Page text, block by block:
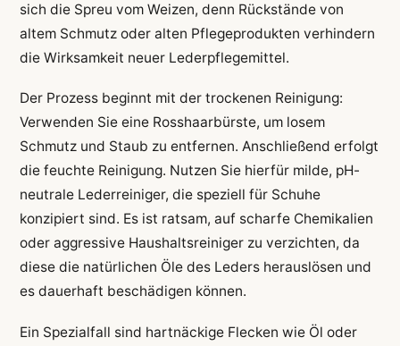
sich die Spreu vom Weizen, denn Rückstände von
altem Schmutz oder alten Pflegeprodukten verhindern
die Wirksamkeit neuer Lederpflegemittel.
Der Prozess beginnt mit der trockenen Reinigung:
Verwenden Sie eine Rosshaarbürste, um losem
Schmutz und Staub zu entfernen. Anschließend erfolgt
die feuchte Reinigung. Nutzen Sie hierfür milde, pH-
neutrale Lederreiniger, die speziell für Schuhe
konzipiert sind. Es ist ratsam, auf scharfe Chemikalien
oder aggressive Haushaltsreiniger zu verzichten, da
diese die natürlichen Öle des Leders herauslösen und
es dauerhaft beschädigen können.
Ein Spezialfall sind hartnäckige Flecken wie Öl oder